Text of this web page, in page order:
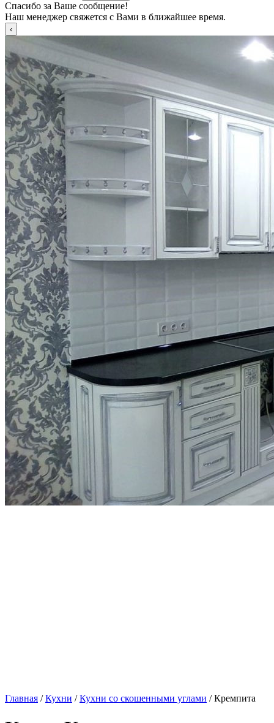
Спасибо за Ваше сообщение!
Наш менеджер свяжется с Вами в ближайшее время.
Главная /Кухни /Кухни со скошенными углами / Кремпита